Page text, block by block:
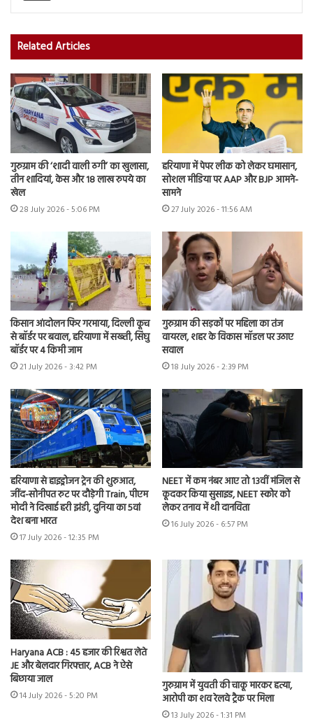
Related Articles
गुरुग्राम की ‘शादी वाली ठगी’ का खुलासा,
तीन शादियां, केस और 18 लाख रुपये का
खेल
28 July 2026 - 5:06 PM
हरियाणा में पेपर लीक को लेकर घमासान,
सोशल मीडिया पर AAP और BJP आमने-
सामने
27 July 2026 - 11:56 AM
किसान आंदोलन फिर गरमाया, दिल्ली कूच
से बॉर्डर पर बवाल, हरियाणा में सख्ती, सिंघु
बॉर्डर पर 4 किमी जाम
21 July 2026 - 3:42 PM
गुरुग्राम की सड़कों पर महिला का तंज
वायरल, शहर के विकास मॉडल पर उठाए
सवाल
18 July 2026 - 2:39 PM
हरियाणा से हाइड्रोजन ट्रेन की शुरुआत,
जींद-सोनीपत रुट पर दौड़ेगी Train, पीएम
मोदी ने दिखाई हरी झंडी, दुनिया का 5वां
देश बना भारत
17 July 2026 - 12:35 PM
NEET में कम नंबर आए तो 13वीं मंजिल से
कूदकर किया सुसाइड, NEET स्कोर को
लेकर तनाव में थी दानविता
16 July 2026 - 6:57 PM
Haryana ACB : 45 हजार की रिश्वत लेते
JE और बेलदार गिरफ्तार, ACB ने ऐसे
बिछाया जाल
14 July 2026 - 5:20 PM
गुरुग्राम में युवती की चाकू मारकर हत्या,
आरोपी का शव रेलवे ट्रैक पर मिला
13 July 2026 - 1:31 PM